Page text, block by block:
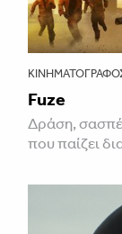
Fuze
Δράση,
που παίζει